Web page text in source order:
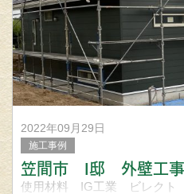
2022年09月29日
施工事例
笠間市 I邸 外壁工事
使用材料 IG工業 ビレクト